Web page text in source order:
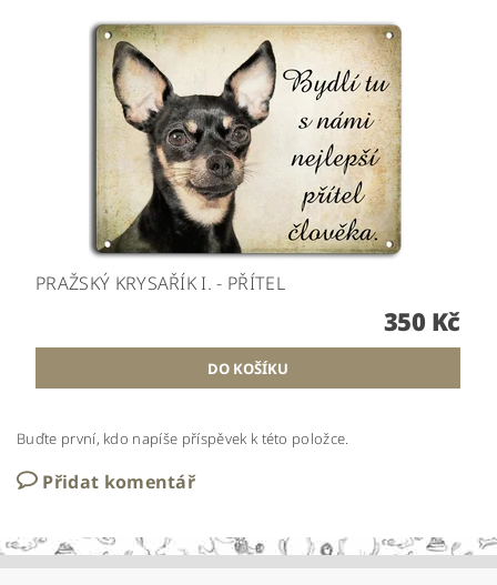
PRAŽSKÝ KRYSAŘÍK I. - PŘÍTEL
350 Kč
Buďte první, kdo napíše příspěvek k této položce.
Přidat komentář